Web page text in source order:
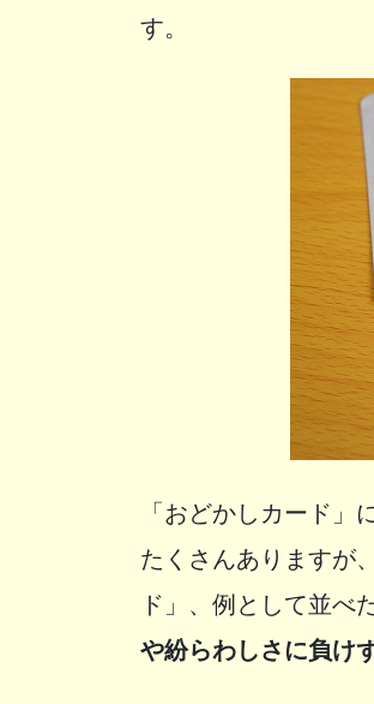
す。
「おどかしカード
たくさんありますが
ド」、例として並
や紛らわしさに負け